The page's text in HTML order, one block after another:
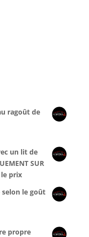
ragoût de
un lit de
SUR
le prix
le goût
propre